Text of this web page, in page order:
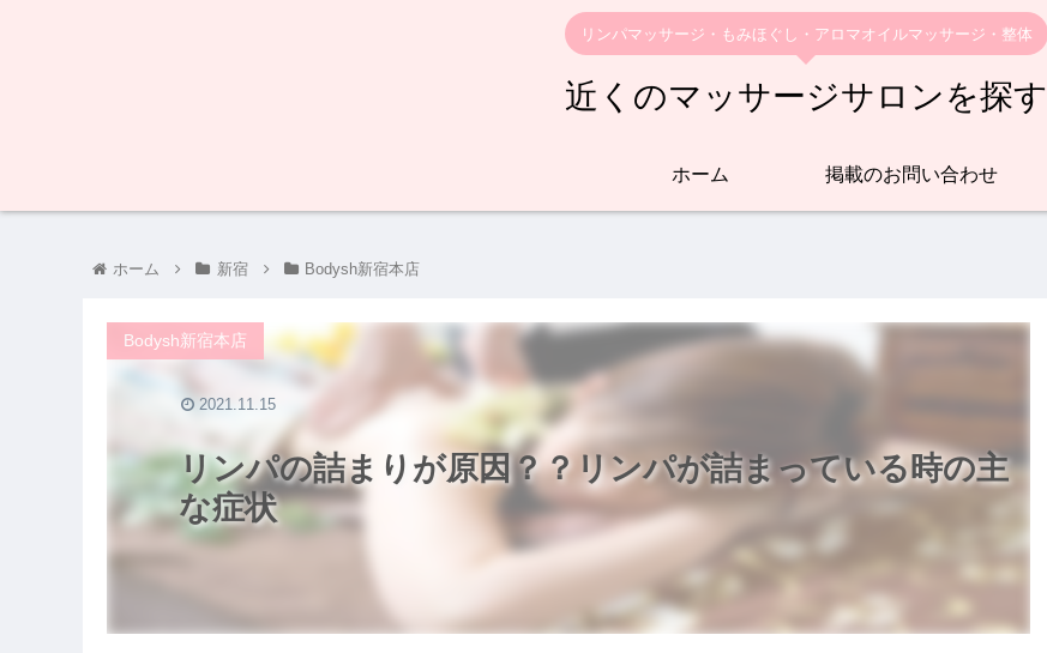
リンパマッサージ・もみほぐし・アロマオイルマッサージ・整体
近くのマッサージサロンを探す
ホーム 掲載のお問い合わせ
ホーム 新宿 Bodysh新宿本店
リンパの詰まりが原因？？リンパが詰まっている時の主
な症状
Bodysh新宿本店
2021.11.15